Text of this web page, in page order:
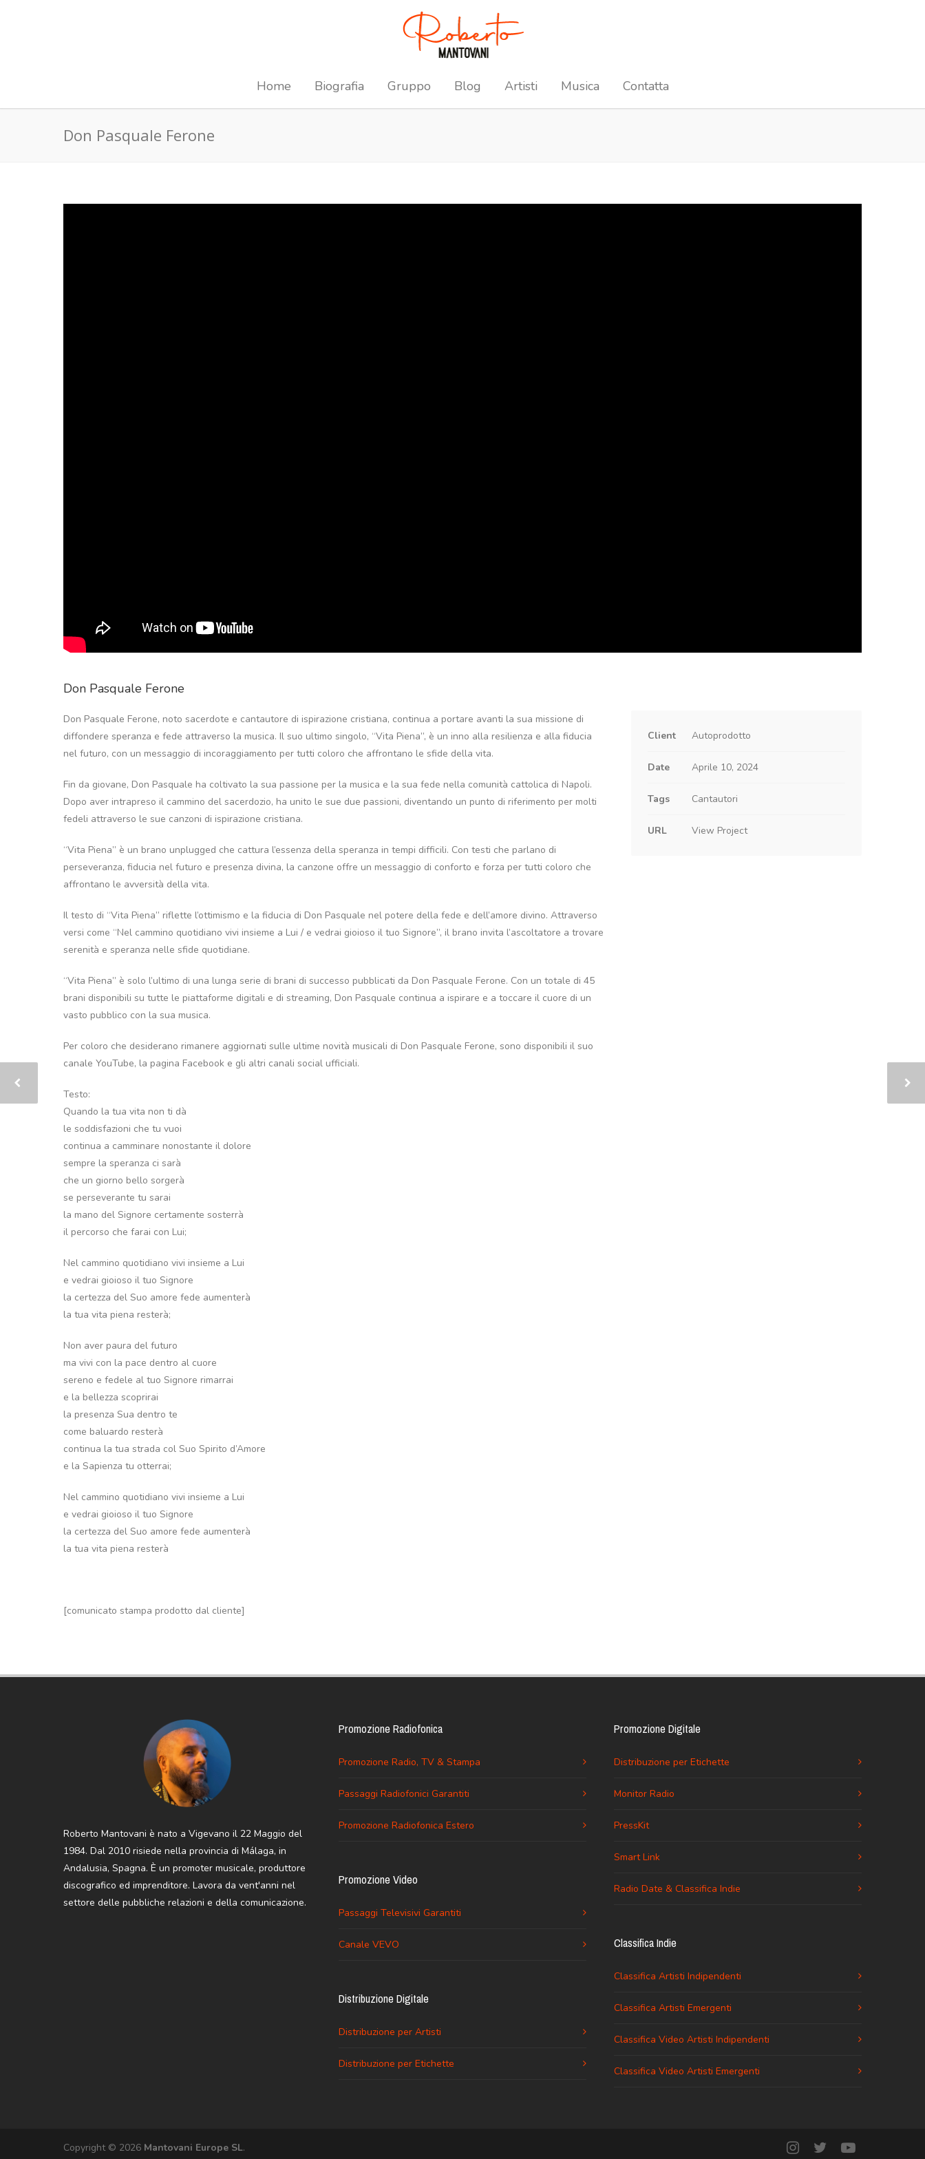
Home Biografia Gruppo Blog Artisti Musica Contatta
Don Pasquale Ferone
Don Pasquale Ferone
Don Pasquale Ferone, noto sacerdote e cantautore di ispirazione cristiana, continua a portare avanti la sua missione di
diffondere speranza e fede attraverso la musica. Il suo ultimo singolo, “Vita Piena”, è un inno alla resilienza e alla fiducia
nel futuro, con un messaggio di incoraggiamento per tutti coloro che affrontano le sfide della vita.
Fin da giovane, Don Pasquale ha coltivato la sua passione per la musica e la sua fede nella comunità cattolica di Napoli.
Dopo aver intrapreso il cammino del sacerdozio, ha unito le sue due passioni, diventando un punto di riferimento per molti
fedeli attraverso le sue canzoni di ispirazione cristiana.
“Vita Piena” è un brano unplugged che cattura l’essenza della speranza in tempi difficili. Con testi che parlano di
perseveranza, fiducia nel futuro e presenza divina, la canzone offre un messaggio di conforto e forza per tutti coloro che
affrontano le avversità della vita.
Il testo di “Vita Piena” riflette l’ottimismo e la fiducia di Don Pasquale nel potere della fede e dell’amore divino. Attraverso
versi come “Nel cammino quotidiano vivi insieme a Lui / e vedrai gioioso il tuo Signore”, il brano invita l’ascoltatore a trovare
serenità e speranza nelle sfide quotidiane.
“Vita Piena” è solo l’ultimo di una lunga serie di brani di successo pubblicati da Don Pasquale Ferone. Con un totale di 45
brani disponibili su tutte le piattaforme digitali e di streaming, Don Pasquale continua a ispirare e a toccare il cuore di un
vasto pubblico con la sua musica.
Per coloro che desiderano rimanere aggiornati sulle ultime novità musicali di Don Pasquale Ferone, sono disponibili il suo
canale YouTube, la pagina Facebook e gli altri canali social ufficiali.
Testo:
Quando la tua vita non ti dà
le soddisfazioni che tu vuoi
continua a camminare nonostante il dolore
sempre la speranza ci sarà
che un giorno bello sorgerà
se perseverante tu sarai
la mano del Signore certamente sosterrà
il percorso che farai con Lui;
Nel cammino quotidiano vivi insieme a Lui
e vedrai gioioso il tuo Signore
la certezza del Suo amore fede aumenterà
la tua vita piena resterà;
Non aver paura del futuro
ma vivi con la pace dentro al cuore
sereno e fedele al tuo Signore rimarrai
e la bellezza scoprirai
la presenza Sua dentro te
come baluardo resterà
continua la tua strada col Suo Spirito d’Amore
e la Sapienza tu otterrai;
Nel cammino quotidiano vivi insieme a Lui
e vedrai gioioso il tuo Signore
la certezza del Suo amore fede aumenterà
la tua vita piena resterà
[comunicato stampa prodotto dal cliente]
Client Autoprodotto
Date Aprile 10, 2024
Tags Cantautori
URL View Project
Roberto Mantovani è nato a Vigevano il 22 Maggio del
1984. Dal 2010 risiede nella provincia di Málaga, in
Andalusia, Spagna. È un promoter musicale, produttore
discografico ed imprenditore. Lavora da vent'anni nel
settore delle pubbliche relazioni e della comunicazione.
Promozione Radiofonica
Promozione Radio, TV & Stampa
Passaggi Radiofonici Garantiti
Promozione Radiofonica Estero
Promozione Video
Passaggi Televisivi Garantiti
Canale VEVO
Distribuzione Digitale
Distribuzione per Artisti
Distribuzione per Etichette
Promozione Digitale
Distribuzione per Etichette
Monitor Radio
PressKit
Smart Link
Radio Date & Classifica Indie
Classifica Indie
Classifica Artisti Indipendenti
Classifica Artisti Emergenti
Classifica Video Artisti Indipendenti
Classifica Video Artisti Emergenti
Copyright © 2026 Mantovani Europe SL.